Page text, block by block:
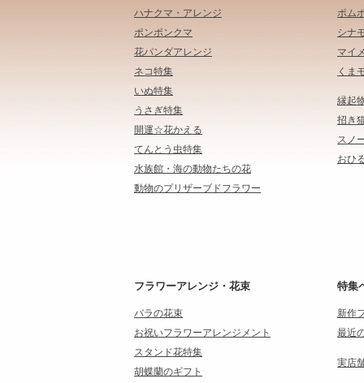
ハナクマ・アレンジ
ポンポンクマ
花パンダアレンジ
ネコ特集
いぬ特集
うさぎ特集
開運☆花かえる
てんとう虫特集
水族館・海の動物たちの花
動物のプリザーブドフラワー
ポム
シナ
マイ
くま
縁起
招き
スノ
おひ
フラワーアレンジ・花束 特集
バラの花束
お祝いフラワーアレンジメント
スタンド花特集
胡蝶蘭のギフト
新作
最近
実店